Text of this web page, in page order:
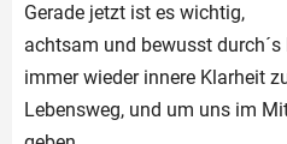
Gerade jetzt ist es wichtig,
achtsam und bewusst
immer wieder innere Klarheit
Lebensweg, und um uns im